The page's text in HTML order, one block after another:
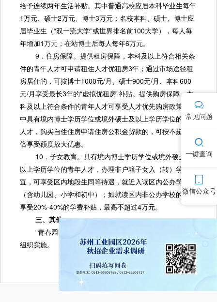
常见问题
一键查询
微信公众号
给予连续两年生活补贴。其中普通高校应届本科毕业生每年
1万元、硕士2万元、博士3万元；名校本科、硕士、博士应
届毕业生（“双一流大学”或世界排名前100大学），每人每
年增加1万元；在站博士后每人每年6万元。
9．住房保障。提供租房保障，本科及以上符合相关条
件的青年人才可申请租住人才优租房3年；通过市场途径租
房居住的，可按博士1000元/月、硕士900元/月、本科600
元/月享受最长3年的“虚拟优租房”补贴。提供购房保障，本
科及以上符合条件的青年人才可享受人才优先购房政策，其
中具有境内博士学历学位或境外硕士及以上学历学位的青年
人才，购买自住住房申请住房公积金贷款的，可按不超过3
倍享受额度放大优惠。
10．子女教育。具有境内博士学历学位或境外硕士及
以上学历学位的青年人才，办理非户籍子女入（转）学事
宜，可享受区内地段生同等待遇，就近入读区内公办学校
（含幼儿园、小学和初中）；如就读区内非公办学校的，可
享受20%-40%的学费补贴，最高不超过4万元。
三、其他
“青春园区”人才支持计划定期接受申报，由园区团工委
组织实施。